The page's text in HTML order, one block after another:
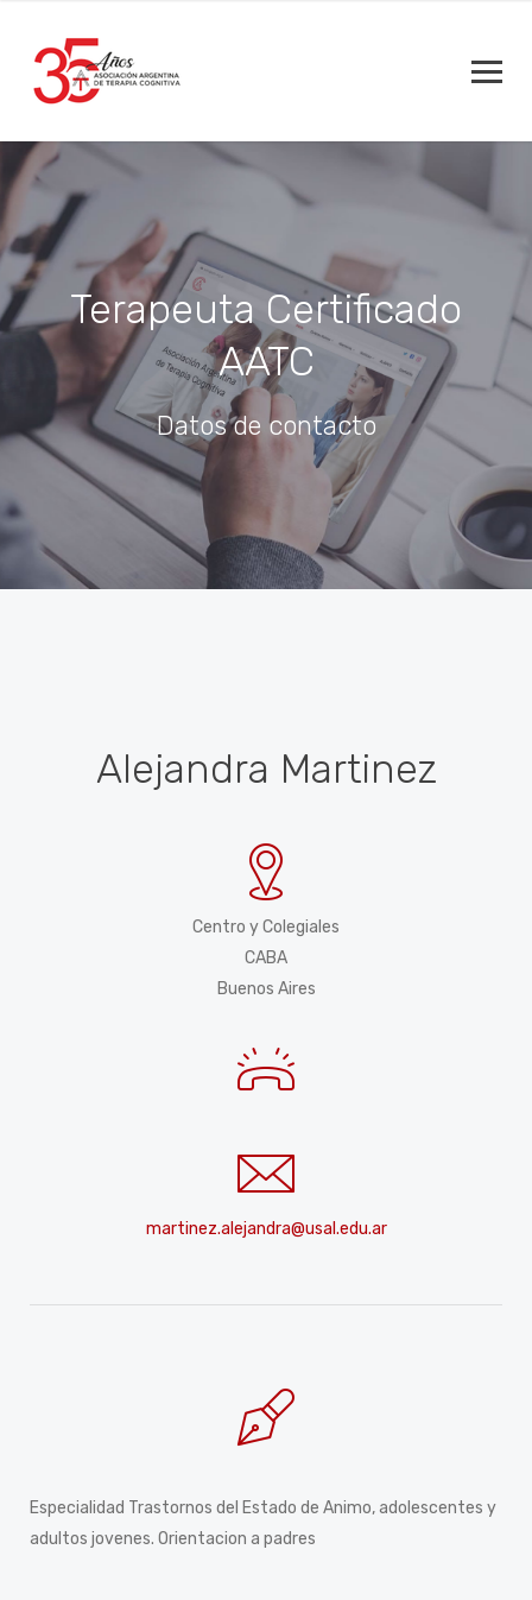
Terapeuta Certificado
AATC
Datos de contacto
Alejandra Martinez
Centro y Colegiales
CABA
Buenos Aires
martinez.alejandra@usal.edu.ar
Especialidad Trastornos del Estado de Animo, adolescentes y
adultos jovenes. Orientacion a padres